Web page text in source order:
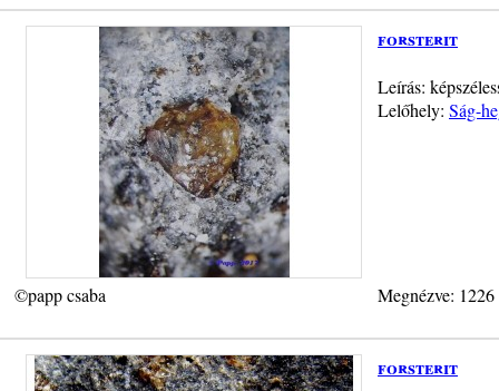
forsterit
Leírás:
Lelőhely: Ság-
©papp csaba Megnézve:
forsterit